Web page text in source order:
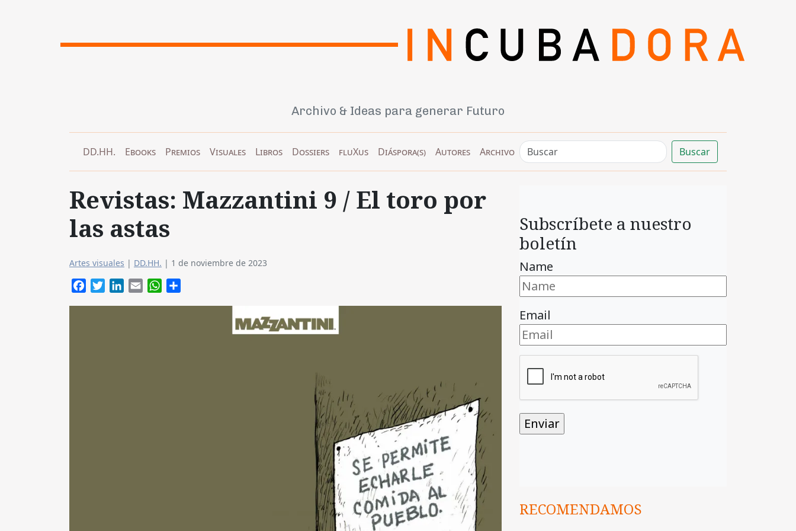
Archivo & Ideas para generar Futuro
DD.HH. Ebooks Premios Visuales Libros Dossiers fluXus Diáspora(s) Autores Archivo Buscar
Revistas: Mazzantini 9 / El toro por
las astas
Artes visuales | DD.HH. | 1 de noviembre de 2023
FacebookTwitterLinkedIn
Email WhatsApp
Subscríbete a nuestro
boletín
Name
Email
RECOMENDAMOS